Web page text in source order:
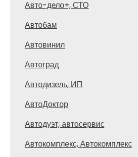
Авто-дело+, СТО
Автобам
Автовинил
Автоград
Автодизель, ИП
АвтоДоктор
Автодуэт, автосервис
Автокомплекс, Автокомплекс